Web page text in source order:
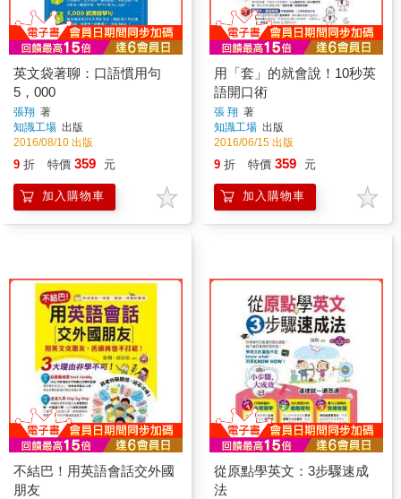
英文袋著聊：口語慣用句
5，000
張翔 著
知識工場 出版
2016/08/10 出版
9 折 特價 359 元
加入購物車
用「套」的就會說！10秒英
語開口術
張 翔 著
知識工場 出版
2016/06/15 出版
9 折 特價 359 元
加入購物車
不結巴！用英語會話交外國
朋友
從原點學英文：3步驟速成
法